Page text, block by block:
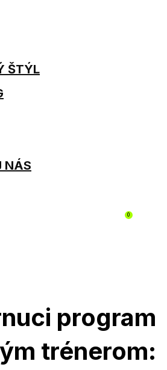
ŠTÝL
NÁS
0
program
trénerom: